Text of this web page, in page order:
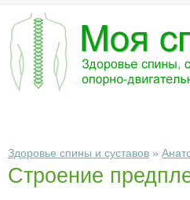
Здоровье спины и суставов »
Строение